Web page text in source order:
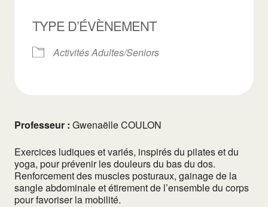
TYPE D’ÉVÈNEMENT
Activités Adultes/Seniors
Professeur : Gwenaëlle COULON
Exercices ludiques et variés, inspirés du pilates et du
yoga, pour prévenir les douleurs du bas du dos.
Renforcement des muscles posturaux, gainage de la
sangle abdominale et étirement de l’ensemble du corps
pour favoriser la mobilité.